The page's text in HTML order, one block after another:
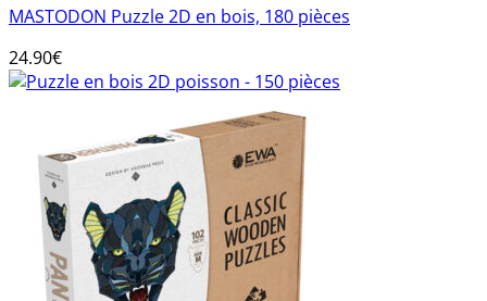
MASTODON Puzzle 2D en bois, 180 pièces
24.90€